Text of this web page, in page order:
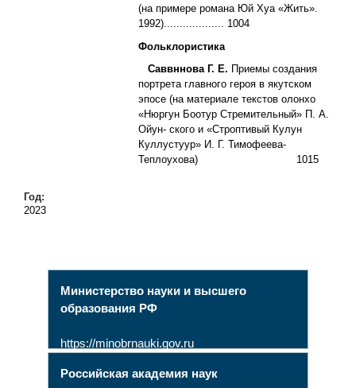
(на примере романа Юй Хуа «Жить».
1992)................... 1004
Фольклористика
Саввннова Г. Е. Приемы создания
портрета главного героя в якутском
эпосе (на материале текстов олонхо
«Нюргун Боотур Стремительный» П. А.
Ойун- ского и «Строптивый Кулун
Куллустуур» И. Г. Тимофеева-
Теплоухова) 1015
Год:
2023
Министерство науки и высшего
образования РФ
https://minobrnauki.gov.ru
Российская академия наук